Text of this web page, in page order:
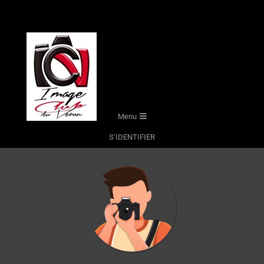
Menu
S’IDENTIFIER